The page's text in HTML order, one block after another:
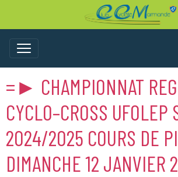
=► CHAMPIONNAT
CYCLO–CROSS UFOLEP
2024/2025 COURS DE
DIMANCHE 12 JANVIER